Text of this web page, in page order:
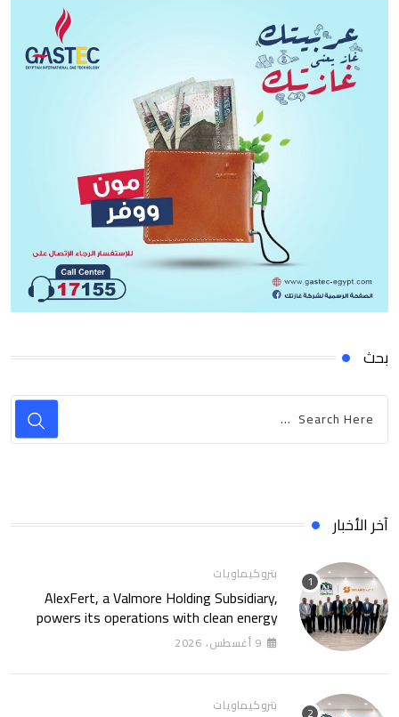
بحث
آخر الأخبار
بتروكيماويات
AlexFert, a Valmore Holding Subsidiary,
powers its operations with clean energy
through a 30-year partnership with
SolarizEgypt
9 أغسطس، 2026
بتروكيماويات